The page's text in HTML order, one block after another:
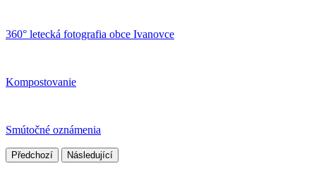
360° letecká fotografia obce Ivanovce
Kompostovanie
Smútočné oznámenia
Předchozí Následující